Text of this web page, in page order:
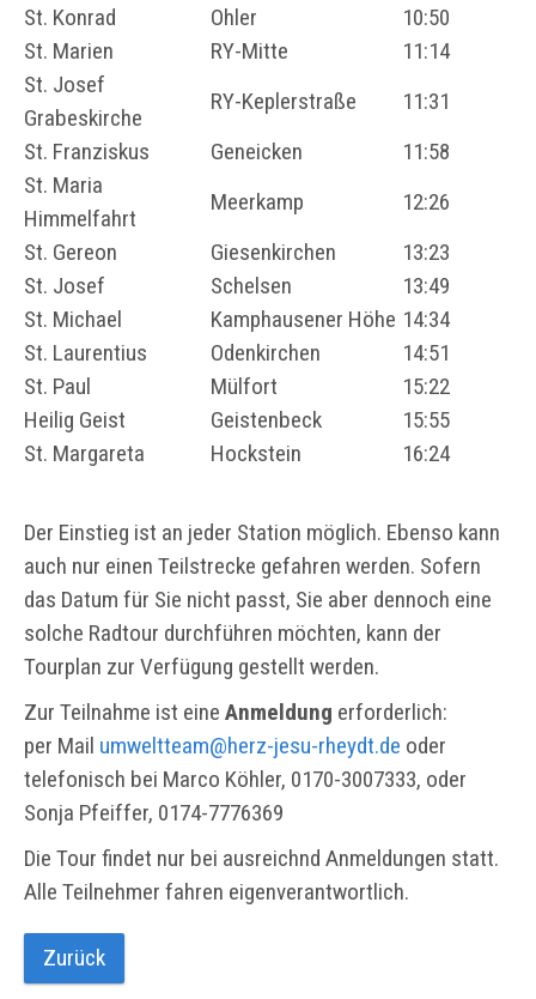
St. Konrad
Ohler
10:50
St. Marien
RY-Mitte
11:14
St. Josef
Grabeskirche
RY-Keplerstraße
11:31
St. Franziskus
Geneicken
11:58
St. Maria
Himmelfahrt
Meerkamp
12:26
St. Gereon
Giesenkirchen
13:23
St. Josef
Schelsen
13:49
St. Michael
Kamphausener Höhe 14:34
St. Laurentius
Odenkirchen
14:51
St. Paul
Mülfort
15:22
Heilig Geist
Geistenbeck
15:55
St. Margareta
Hockstein 16:24
Der Einstieg ist an jeder Station möglich. Ebenso kann
auch nur einen Teilstrecke gefahren werden. Sofern
das Datum für Sie nicht passt, Sie aber dennoch eine
solche Radtour durchführen möchten, kann der
Tourplan zur Verfügung gestellt werden.
Zur Teilnahme ist eine Anmeldung erforderlich:
per Mail umweltteam@herz-jesu-rheydt.de oder
telefonisch bei Marco Köhler, 0170-3007333, oder
Sonja Pfeiffer, 0174-7776369
Die Tour findet nur bei ausreichnd Anmeldungen statt.
Alle Teilnehmer fahren eigenverantwortlich.
Zurück